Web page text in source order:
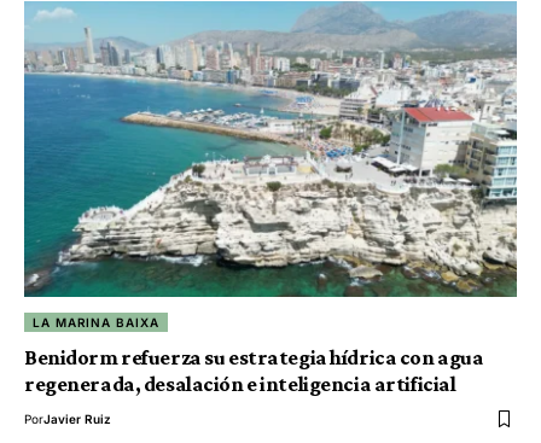
LA MARINA BAIXA
Benidorm refuerza su estrategia hídrica con agua
regenerada, desalación e inteligencia artificial
PorJavier Ruiz